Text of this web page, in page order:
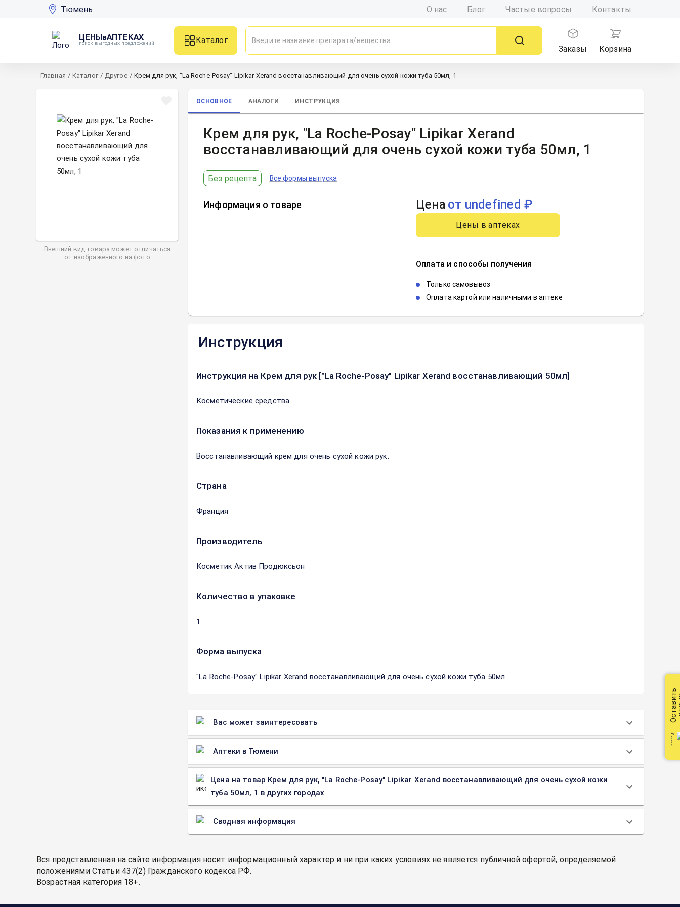
Тюмень О нас Блог Частые вопросы Контакты
ЦЕНЫвАПТЕКАХ
поиск выгодных предложений
Каталог
Заказы
Корзина
Главная / Каталог / Другое / Крем для рук, "La Roche-Posay" Lipikar Xerand восстанавливающий для очень сухой кожи туба 50мл, 1
Внешний вид товара может отличаться
от изображенного на фото
ОСНОВНОЕ АНАЛОГИ ИНСТРУКЦИЯ
Крем для рук, "La Roche-Posay" Lipikar Xerand
восстанавливающий для очень сухой кожи туба 50мл, 1
Без рецепта Все формы выпуска
Информация о товаре Цена от undefined ₽
Цены в аптеках
Оплата и способы получения
Только самовывоз
Оплата картой или наличными в аптеке
Инструкция
Инструкция на Крем для рук ["La Roche-Posay" Lipikar Xerand восстанавливающий 50мл]
Косметические средства
Показания к применению
Восстанавливающий крем для очень сухой кожи рук.
Страна
Франция
Производитель
Косметик Актив Продюксьон
Количество в упаковке
1
Форма выпуска
"La Roche-Posay" Lipikar Xerand восстанавливающий для очень сухой кожи туба 50мл
Вас может заинтересовать
Аптеки в Тюмени
Цена на товар Крем для рук, "La Roche-Posay" Lipikar Xerand восстанавливающий для очень сухой кожи
туба 50мл, 1 в других городах
Сводная информация
Вся представленная на сайте информация носит информационный характер и ни при каких условиях не является публичной офертой, определяемой
положениями Статьи 437(2) Гражданского кодекса РФ.
Возрастная категория 18+.
Оставить